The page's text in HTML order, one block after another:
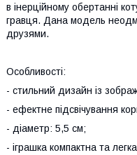
в інерційному обертанні
гравця. Дана модель
друзями.
Особливості:
- стильний дизайн із
- ефектне підсвічування
- діаметр: 5,5 см;
- іграшка компактна та